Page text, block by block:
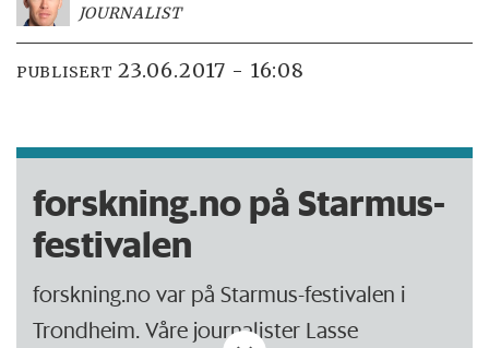
JOURNALIST
PUBLISERT 23.06.2017 - 16:08
forskning.no på Starmus-
festivalen
forskning.no var på Starmus-festivalen i
Trondheim. Våre journalister Lasse